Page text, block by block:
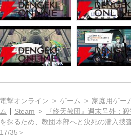
電撃オンライン ゲーム 家庭用ゲー
ム
Steam
『終天教団』週末号外：
を探るため、教団本部へと決死の潜入捜
17/35＞